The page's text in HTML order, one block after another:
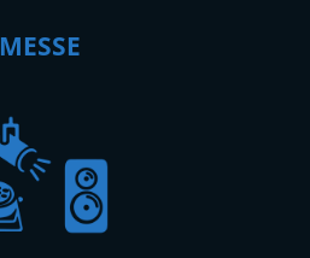
MESSE